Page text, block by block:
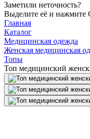
Заметили неточность?
Выделите её и нажмите
Главная
Каталог
Медицинская одежда
Женская медицинская
Топы
Топ медицинский